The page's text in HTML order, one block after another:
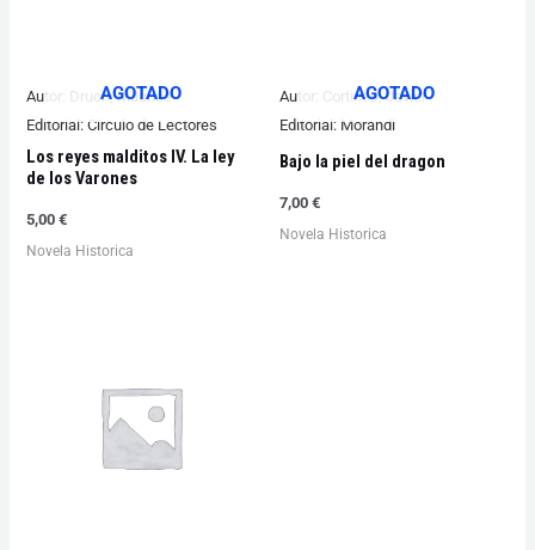
AGOTADO
Autor: Druon, Maurice
Editorial: Circulo de Lectores
Los reyes malditos IV. La ley
de los Varones
5,00€
Novela Historica
AGOTADO
Autor: Cortines, Javier
Editorial: Morandi
Bajo la piel del dragon
7,00 €
Novela Historica